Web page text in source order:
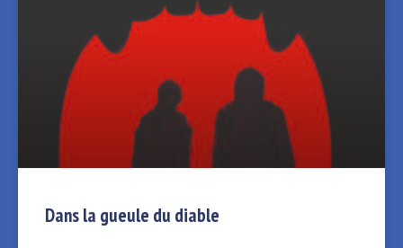
Dans la gueule du diable